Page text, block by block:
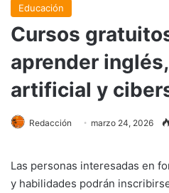
Educación
Cursos
aprender
artificial y
Redacción marzo 24, 2026
Las personas interesadas en
y habilidades podrán